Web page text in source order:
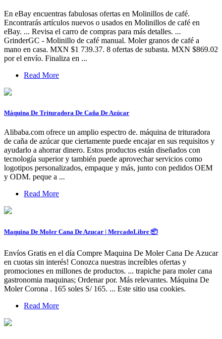
En eBay encuentras fabulosas ofertas en Molinillos de café.
Encontrarás artículos nuevos o usados en Molinillos de café en
eBay. ... Revisa el carro de compras para más detalles. ...
GrinderGC - Molinillo de café manual. Moler granos de café a
mano en casa. MXN $1 739.37. 8 ofertas de subasta. MXN $869.02
por el envío. Finaliza en ...
Read More
Máquina De Trituradora De Caña De Azúcar
Alibaba.com ofrece un amplio espectro de. máquina de trituradora
de caña de azúcar que ciertamente puede encajar en sus requisitos y
ayudarlo a ahorrar dinero. Estos productos están diseñados con
tecnología superior y también puede aprovechar servicios como
logotipos personalizados, empaque y más, junto con pedidos OEM
y ODM. peque a ...
Read More
Maquina De Moler Cana De Azucar | MercadoLibre 📦
Envíos Gratis en el día Compre Maquina De Moler Cana De Azucar
en cuotas sin interés! Conozca nuestras increíbles ofertas y
promociones en millones de productos. ... trapiche para moler cana
gastronomia maquinas; Ordenar por. Más relevantes. Máquina De
Moler Corona . 165 soles S/ 165. ... Este sitio usa cookies.
Read More